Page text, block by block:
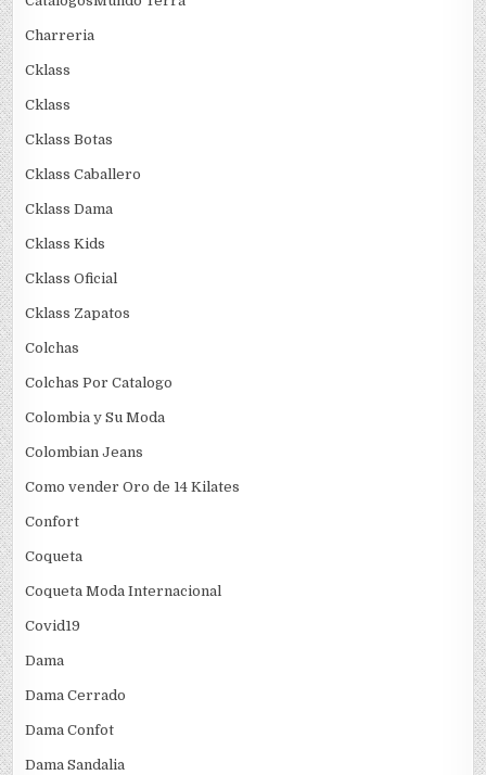
Charreria
Cklass
Cklass
Cklass Botas
Cklass Caballero
Cklass Dama
Cklass Kids
Cklass Oficial
Cklass Zapatos
Colchas
Colchas Por Catalogo
Colombia y Su Moda
Colombian Jeans
Como vender Oro de 14 Kilates
Confort
Coqueta
Coqueta Moda Internacional
Covid19
Dama
Dama Cerrado
Dama Confot
Dama Sandalia